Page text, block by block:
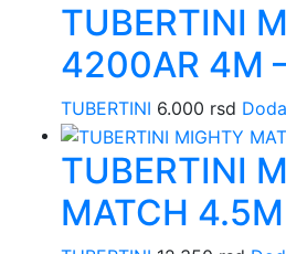
TUBERTINI
4200AR 4M
TUBERTINI 6.000 rsd
TUBERTINI
MATCH